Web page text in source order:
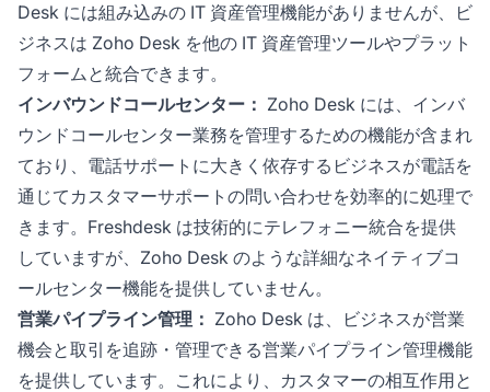
Desk には組み込みの IT 資産管理機能がありませんが、ビ
ジネスは Zoho Desk を他の IT 資産管理ツールやプラット
フォームと統合できます。
インバウンドコールセンター： Zoho Desk には、インバ
ウンドコールセンター業務を管理するための機能が含まれ
ており、電話サポートに大きく依存するビジネスが電話を
通じてカスタマーサポートの問い合わせを効率的に処理で
きます。Freshdesk は技術的にテレフォニー統合を提供
していますが、Zoho Desk のような詳細なネイティブコ
ールセンター機能を提供していません。
営業パイプライン管理： Zoho Desk は、ビジネスが営業
機会と取引を追跡・管理できる営業パイプライン管理機能
を提供しています。これにより、カスタマーの相互作用と